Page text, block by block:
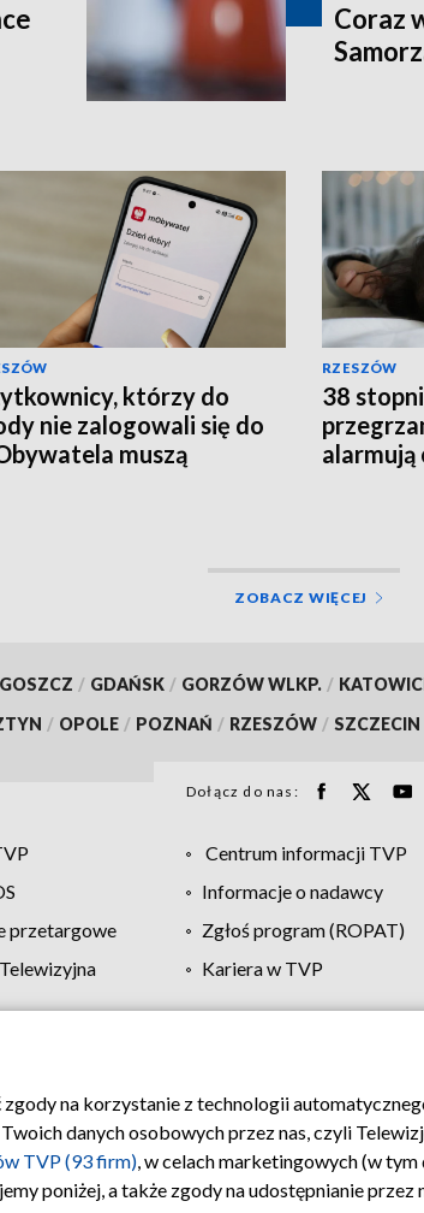
Coraz
którzy do
nie zalogowali się do
muszą
RZESZÓW
38
alarmują
ZOBACZ WIĘCEJ
/ GDAŃSK / GORZÓW WLKP. /
/ OPOLE / POZNAŃ / RZESZÓW / SZCZECIN
Dołącz do nas:
Centrum informacji TVP
Informacje o nadawcy
przetargowe Zgłoś program (ROPAT)
Kariera w TVP
Polityka prywatności Moje zgody
na korzystanie z technologii
danych osobowych przez nas, czyli
TVP (93 firm), w celach marketingowych (w
poniżej, a także zgody na udostępnianie